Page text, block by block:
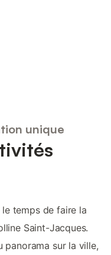
unique
temps de faire la
Saint-Jacques.
panorama sur la ville,